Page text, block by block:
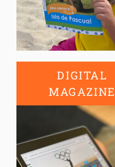
DIGITAL
MAGAZINE